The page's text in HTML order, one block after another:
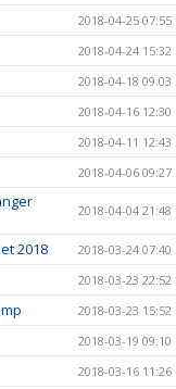
2018-04-25 07:55
2018-04-24 15:32
2018-04-18 09:03
2018-04-16 12:30
2018-04-11 12:43
2018-04-06 09:27
2018-04-04 21:48
2018 2018-03-24 07:40
2018-03-23 22:52
2018-03-23 15:52
2018-03-19 09:10
2018-03-16 11:26